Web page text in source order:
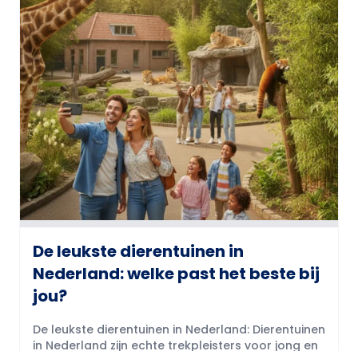
De leukste dierentuinen in
Nederland: welke past het beste bij
jou?
De leukste dierentuinen in Nederland: Dierentuinen
in Nederland zijn echte trekpleisters voor jong en